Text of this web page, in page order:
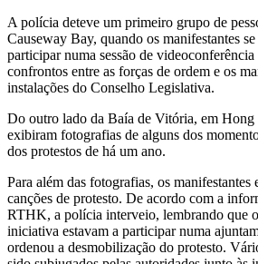
A polícia deteve um primeiro grupo de
Causeway Bay, quando os manifestantes
participar numa sessão de
confrontos entre as forças de ordem e os
instalações do Conselho Legislativa.
Do outro lado da Baía de Vitória, em Hong
exibiram fotografias de alguns dos
dos protestos de há um ano.
Para além das fotografias, os manifestantes
canções de protesto. De acordo com a
RTHK, a polícia interveio, lembrando que
iniciativa estavam a participar numa
ordenou a desmobilização do protesto.